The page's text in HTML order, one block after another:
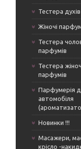
Тестера духів
Жіночі
Тестера
парфумів
Тестера
парфумів
Парфумерія
автомобіля
Новинки !!!
Масажери,
крісло -